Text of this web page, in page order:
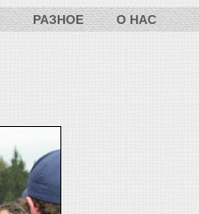
РАЗНОЕ О НАС